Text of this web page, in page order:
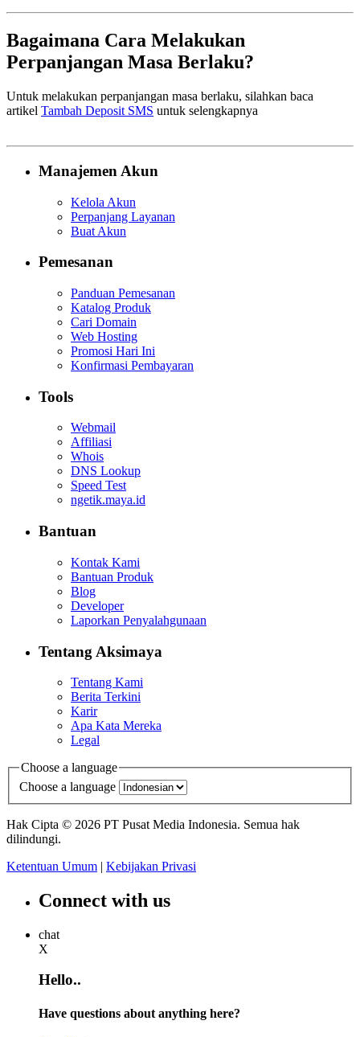
Bagaimana Cara Melakukan
Perpanjangan Masa Berlaku?
Untuk melakukan perpanjangan masa berlaku, silahkan baca
artikel Tambah Deposit SMS untuk selengkapnya
Manajemen Akun
Kelola Akun
Perpanjang Layanan
Buat Akun
Pemesanan
Panduan Pemesanan
Katalog Produk
Cari Domain
Web Hosting
Promosi Hari Ini
Konfirmasi Pembayaran
Tools
Webmail
Affiliasi
Whois
DNS Lookup
Speed Test
ngetik.maya.id
Bantuan
Kontak Kami
Bantuan Produk
Blog
Developer
Laporkan Penyalahgunaan
Tentang Aksimaya
Tentang Kami
Berita Terkini
Karir
Apa Kata Mereka
Legal
Choose a language
Choose a language
Hak Cipta © 2026 PT Pusat Media Indonesia. Semua hak
dilindungi.
Ketentuan Umum | Kebijakan Privasi
Connect with us
chat
X
Hello..
Have questions about anything here?